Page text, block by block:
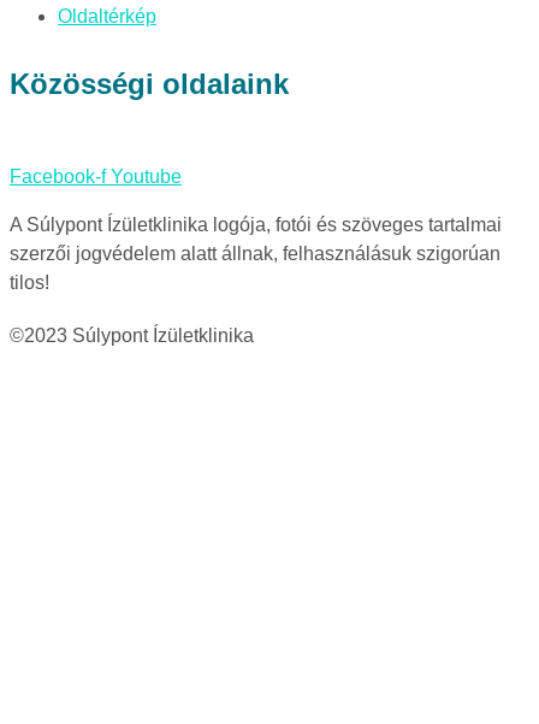
Oldaltérkép
Közösségi oldalaink
Facebook-f Youtube
A Súlypont Ízületklinika logója, fotói és szöveges tartalmai
szerzői jogvédelem alatt állnak, felhasználásuk szigorúan
tilos!
©2023 Súlypont Ízületklinika